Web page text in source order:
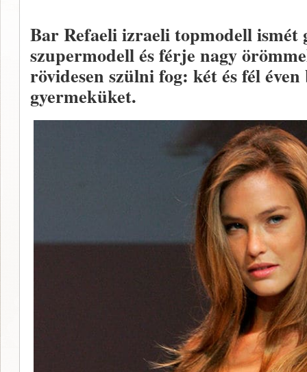
Bar Refaeli izraeli topmodell
szupermodell és férje nagy
rövidesen szülni fog: két és fél
gyermeküket.